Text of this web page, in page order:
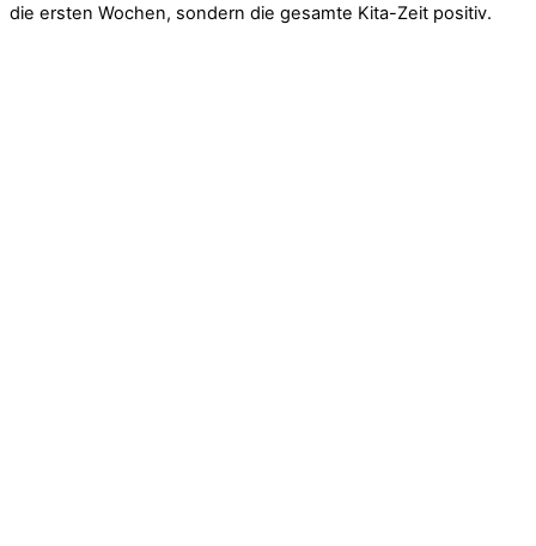
die ersten Wochen, sondern die gesamte Kita-Zeit positiv.